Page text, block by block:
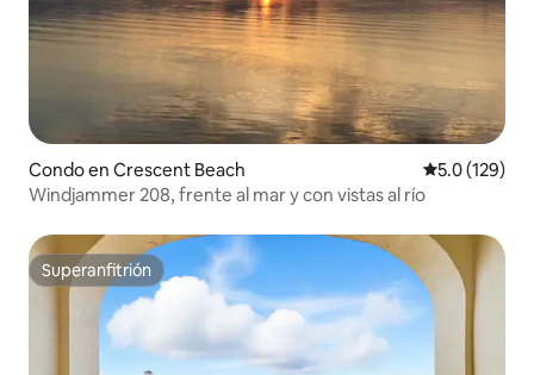
Condo en Crescent Beach Calificación
5.0 (129)
Windjammer 208, frente al mar y con vistas al río
Superanfitrión
Superanfitrión